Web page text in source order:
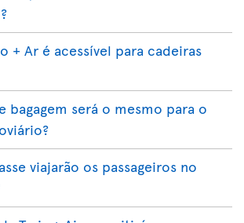
+ Ar é acessível para cadeiras
bagagem será o mesmo para o
viajarão os passageiros no